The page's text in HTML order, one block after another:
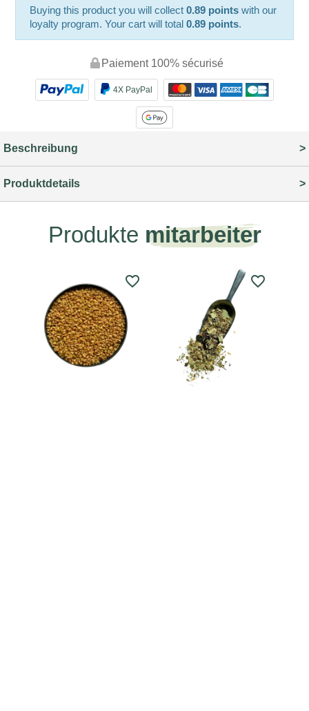
Buying this product you will collect0.89 points with our
loyalty program. Your cart will total0.89 points.
Paiement 100% sécurisé
4X PayPal
Beschreibung
Produktdetails
Produkte mitarbeiter
favorite_border favorite_border